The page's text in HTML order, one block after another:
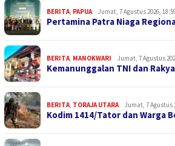
BERITA PAPUA Jumat, 7 Agustus 2026,
Pertamina Patra Niaga
BERITA MANOKWARI Jumat, 7 Agustus
Kemanunggalan TNI dan
BERITA TORAJA UTARA Jumat, 7 Agustus
Kodim 1414/Tator dan Warga